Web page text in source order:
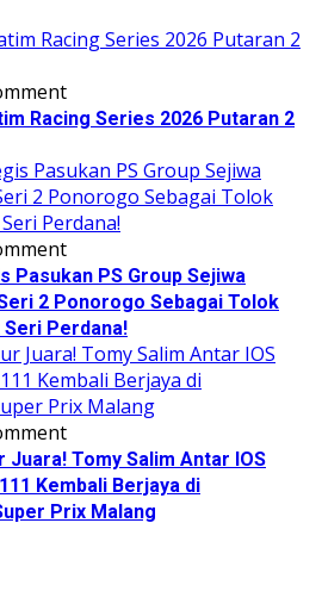
Racing Series 2026 Putaran 2
Pasukan PS Group Sejiwa
2 Ponorogo Sebagai Tolok
Seri Perdana!
Juara! Tomy Salim Antar IOS
Kembali Berjaya di
Prix Malang